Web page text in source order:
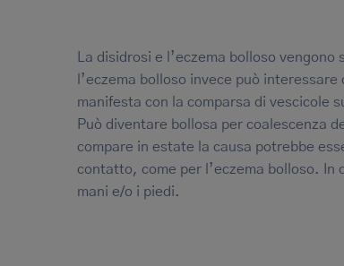
La disidrosi e l’eczema bolloso
l’eczema bolloso invece può
manifesta con la comparsa di vescicole
Può diventare bollosa per coalescenza
compare in estate la causa potrebbe
contatto, come per l’eczema bolloso.
mani e/o i piedi.